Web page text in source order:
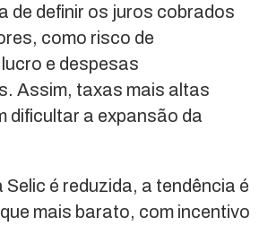
de definir os juros cobrados
como risco de
e despesas
Assim, taxas mais altas
dificultar a expansão da
é reduzida, a tendência é
mais barato, com incentivo